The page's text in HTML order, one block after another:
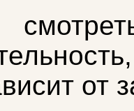
от